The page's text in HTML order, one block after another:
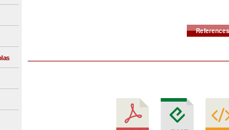
References